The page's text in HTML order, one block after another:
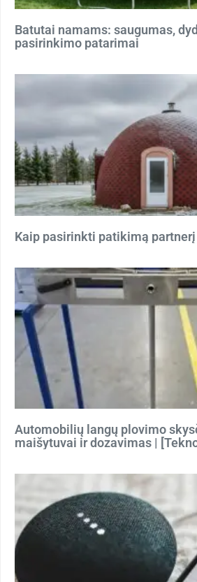
Batutai namams: saugumas,
pasirinkimo patarimai
Kaip pasirinkti patikimą
Automobilių langų plovimo
maišytuvai ir dozavimas |